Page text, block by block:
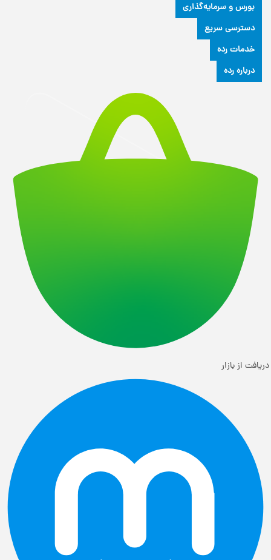
بورس و سرمایه‌گذاری
دسترسی سریع
خدمات رده
درباره رده
دریافت از بازار